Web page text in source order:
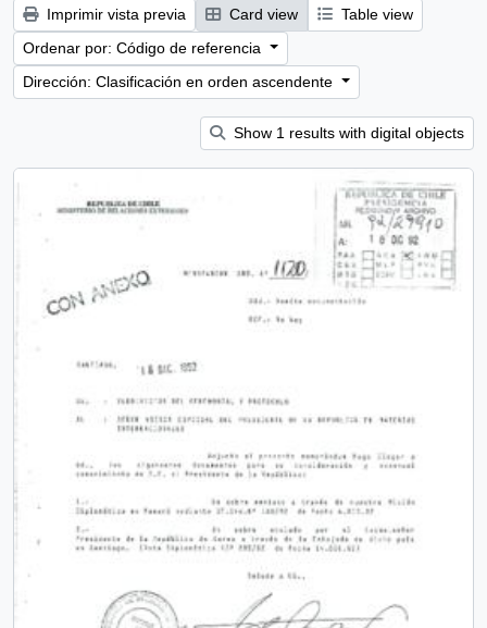
Imprimir vista previa Card view
Table view
Ordenar por: Código de referencia
Dirección: Clasificación en orden ascendente
Show 1 results with digital objects